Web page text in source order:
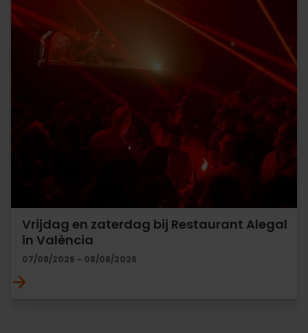
Vrijdag en zaterdag bij Restaurant Alegal
in València
07/08/2026 - 08/08/2026